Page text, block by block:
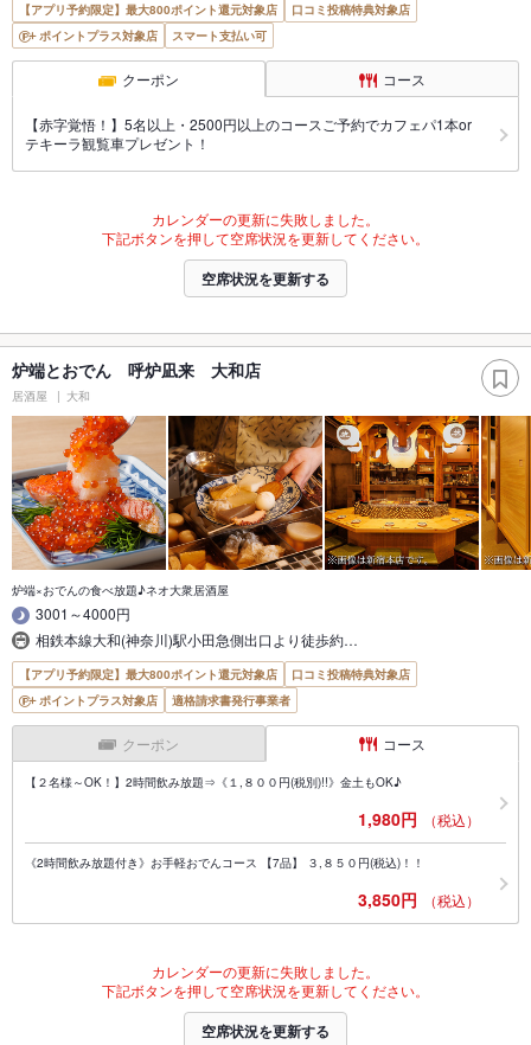
【アプリ予約限定】最大800ポイント還元対象店
口コミ投稿特典対象店
ポイントプラス対象店
スマート支払い可
クーポン コース
【赤字覚悟！】5名以上・2500円以上のコースご予約でカフェパ1本or
テキーラ観覧車プレゼント！
カレンダーの更新に失敗しました。
下記ボタンを押して空席状況を更新してください。
空席状況を更新する
炉端とおでん 呼炉凪来 大和店
居酒屋 大和
炉端×おでんの食べ放題♪ネオ大衆居酒屋
3001～4000円
相鉄本線大和(神奈川)駅小田急側出口より徒歩約…
【アプリ予約限定】最大800ポイント還元対象店
口コミ投稿特典対象店
ポイントプラス対象店
適格請求書発行事業者
クーポン コース
【２名様～OK！】2時間飲み放題⇒《１,８００円(税別)!!》金土もOK♪
1,980円 （税込）
《2時間飲み放題付き》お手軽おでんコース 【7品】 ３,８５０円(税込)！！
3,850円 （税込）
カレンダーの更新に失敗しました。
下記ボタンを押して空席状況を更新してください。
空席状況を更新する